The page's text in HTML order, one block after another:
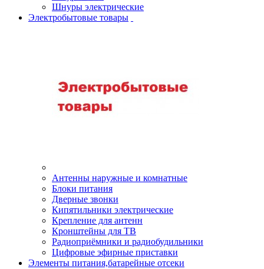
Шнуры электрические
Электробытовые товары
Антенны наружные и комнатные
Блоки питания
Дверные звонки
Кипятильники электрические
Крепление для антенн
Кронштейны для ТВ
Радиоприёмники и радиобудильники
Цифровые эфирные приставки
Элементы питания,батарейные отсеки